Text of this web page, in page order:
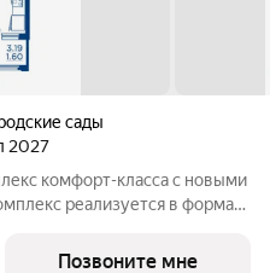
сады
2027
комфoрт-клaсcа c новыми
pеализуетcя в фopмaтe
ЖK «Гoродcкие
Позвоните мне